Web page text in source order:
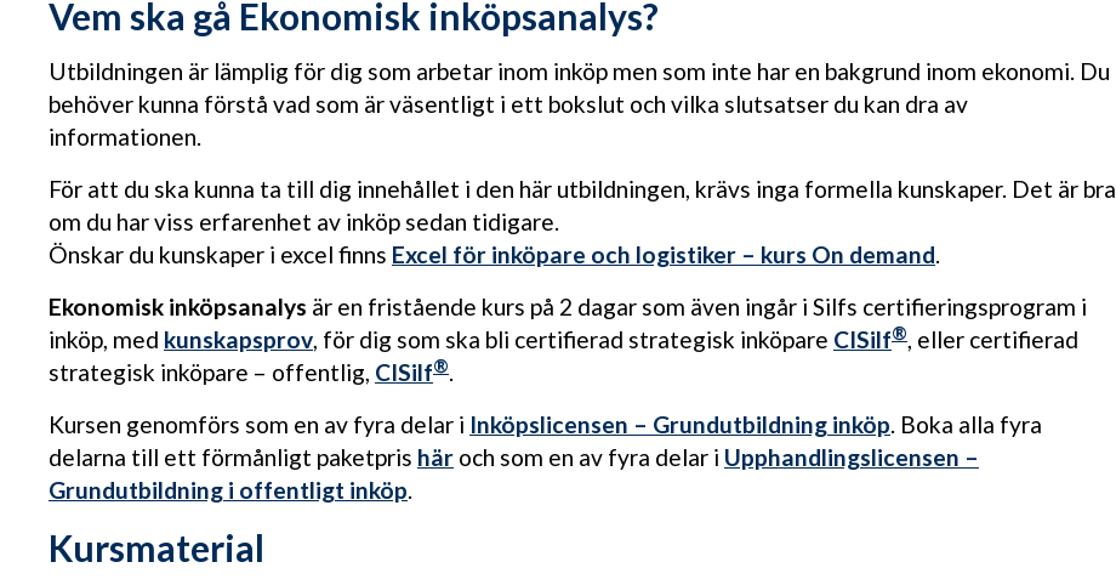
Vem ska gå Ekonomisk inköpsanalys?
Utbildningen är lämplig för dig som arbetar inom inköp men som inte har en bakgrund inom ekonomi. Du
behöver kunna förstå vad som är väsentligt i ett bokslut och vilka slutsatser du kan dra av
informationen.
För att du ska kunna ta till dig innehållet i den här utbildningen, krävs inga formella kunskaper. Det är bra
om du har viss erfarenhet av inköp sedan tidigare.
Önskar du kunskaper i excel finns Excel för inköpare och logistiker – kurs On demand.
Ekonomisk inköpsanalys är en fristående kurs på 2 dagar som även ingår i Silfs certifieringsprogram i
inköp, med kunskapsprov, för dig som ska bli certifierad strategisk inköpare CISilf®, eller certifierad
strategisk inköpare – offentlig, CISilf®.
Kursen genomförs som en av fyra delar i Inköpslicensen – Grundutbildning inköp. Boka alla fyra
delarna till ett förmånligt paketpris här och som en av fyra delar i Upphandlingslicensen –
Grundutbildning i offentligt inköp.
Kursmaterial